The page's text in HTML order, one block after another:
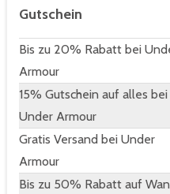
Gutschein
Bis zu 20% Rabatt bei
Armour
15% Gutschein auf alles bei
Under Armour
Gratis Versand bei Under
Armour
Bis zu 50% Rabatt auf